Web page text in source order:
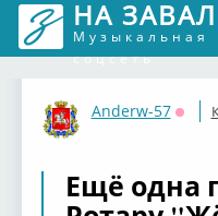
НА
Музыкальная
соцсеть
Anderw-57
Ещё одна